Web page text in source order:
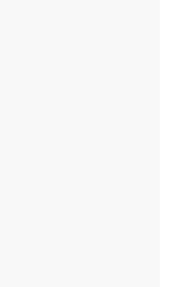
지 않게 된 이유 | 사
에 취한 자본주의 |
색 에너지 | 자본주의